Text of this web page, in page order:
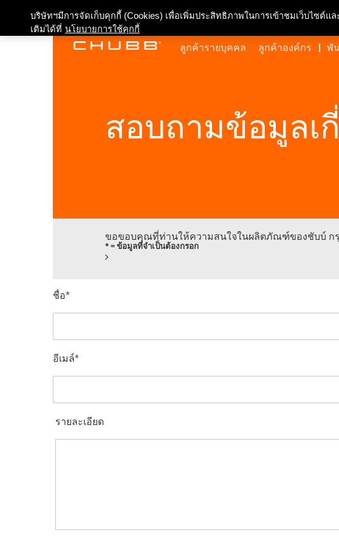
เกี่ยวกับเรา ความรับผิดชอบต่อ
ลูกค้ารายบุคคล ลูกค้าองค์กร พั
สอบถามข้อมูล
ขอขอบคุณที่ท่านให้ความสนใจในผลิตภัณฑ์ของชับบ์ ก
* = ข้อมูลที่จำเป็นต้องกรอก
ชื่อ
อีเมล์
รายละเอียด
บริษัทฯมีการจัดเก็บคุกกี้ (Cookies) เพื่อเพิ่มประสิทธิภาพในการเข้าชมเว็บไซต์แ
เติมได้ที่ นโยบายการใช้คุกกี้